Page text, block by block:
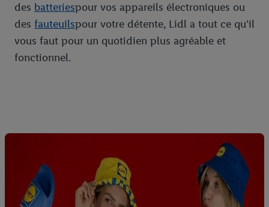
des batteriespour vos appareils électroniques ou
des fauteuilspour votre détente, Lidl a tout ce qu'il
vous faut pour un quotidien plus agréable et
fonctionnel.